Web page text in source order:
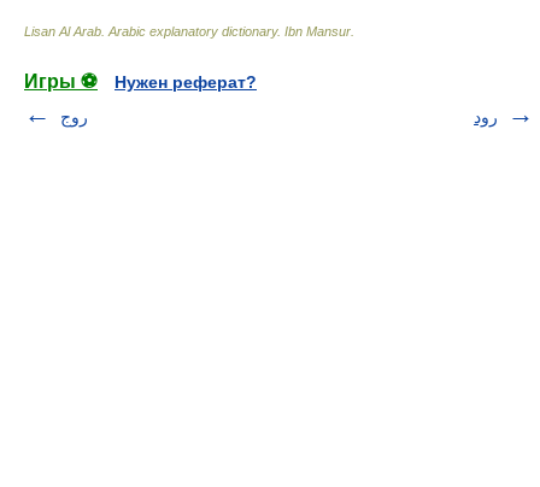
Lisan Al Arab. Arabic explanatory dictionary. Ibn Mansur
Игры ⚽
Нужен реферат?
روج
رود